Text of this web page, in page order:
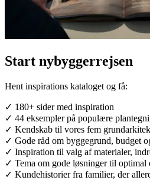
Start nybyggerrejsen
Hent inspirations kataloget og få:
✓ 180+ sider med inspiration
✓ 44 eksempler på populære
✓ Kendskab til vores fem
✓ Gode råd om byggegrund, budget
✓ Inspiration til valg af materialer,
✓ Tema om gode løsninger til optimal
✓ Kundehistorier fra familier, der